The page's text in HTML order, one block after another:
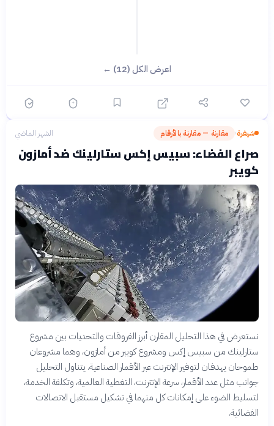
اعرض الكل (12) ←
شيفرة› مقارنة — مقارنة بالأرقام الشهر الماضي
صراع الفضاء: سبيس إكس ستارلينك ضد أمازون
كويبر
نستعرض في هذا التحليل المقارن أبرز الفروقات والتحديات بين مشروع
ستارلينك من سبيس إكس ومشروع كويبر من أمازون، وهما مشروعان
طموحان يهدفان لتوفير الإنترنت عبر الأقمار الصناعية. يتناول التحليل
جوانب مثل عدد الأقمار، سرعة الإنترنت، التغطية العالمية، وتكلفة الخدمة،
لتسليط الضوء على إمكانات كل منهما في تشكيل مستقبل الاتصالات
الفضائية.